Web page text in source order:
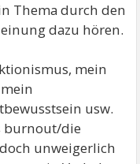
Thema durch den
dazu hören.
mein
usw.
burnout/die
unweigerlich